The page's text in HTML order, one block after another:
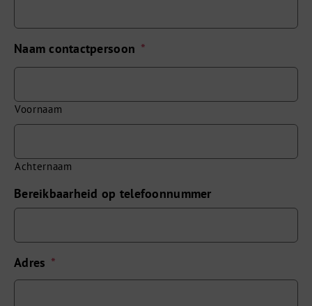
Naam contactpersoon *
Voornaam
Achternaam
Bereikbaarheid op telefoonnummer
Adres *